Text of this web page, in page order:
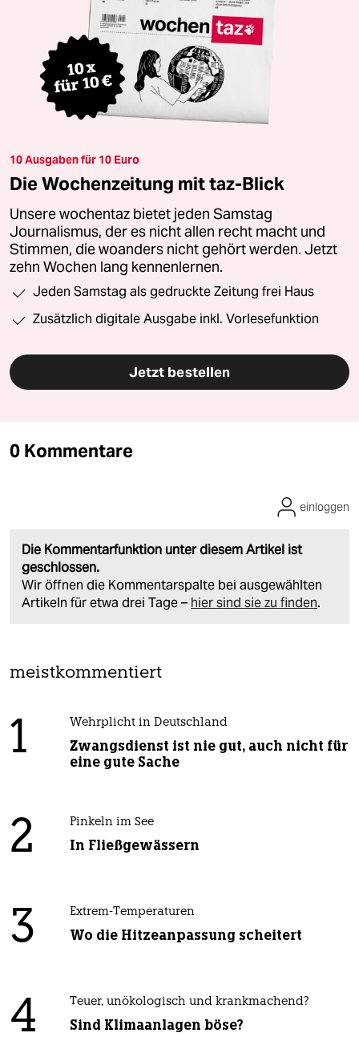
10 Ausgaben für 10 Euro
Die Wochenzeitung mit taz-Blick
Unsere wochentaz bietet jeden Samstag
Journalismus, der es nicht allen recht macht und
Stimmen, die woanders nicht gehört werden. Jetzt
zehn Wochen lang kennenlernen.
Jeden Samstag als gedruckte Zeitung frei Haus
Zusätzlich digitale Ausgabe inkl. Vorlesefunktion
Jetzt bestellen
0 Kommentare
Die Kommentarfunktion unter diesem Artikel ist
geschlossen.
Wir öffnen die Kommentarspalte bei ausgewählten
Artikeln für etwa drei Tage – hier sind sie zu finden.
einloggen
meistkommentiert
1 Wehrplicht in Deutschland
Zwangsdienst ist nie gut, auch nicht für
eine gute Sache
2 Pinkeln im See
In Fließgewässern
3 Extrem-Temperaturen
Wo die Hitzeanpassung scheitert
4 Teuer, unökologisch und krankmachend?
Sind Klimaanlagen böse?